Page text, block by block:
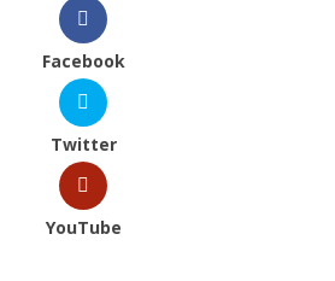
Facebook
Twitter
YouTube